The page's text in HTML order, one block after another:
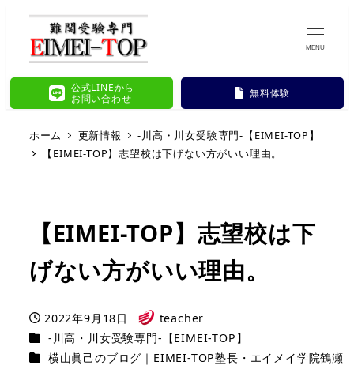
公式LINEから
お問い合わせ
無料体験
MENU
ホーム 更新情報
-川高・川女受験専門-【EIMEI-TOP】
【EIMEI-TOP】志望校は下げない方がいい理由。
【EIMEI-TOP】志望校は下
げない方がいい理由。
投稿日
2022年9月18日
著
者
teacher
カテゴリー
-川高・川女受験専門-【EIMEI-TOP】
カテゴリー
横山眞己のブログ｜EIMEI-TOP塾長・エイメイ学院鶴瀬